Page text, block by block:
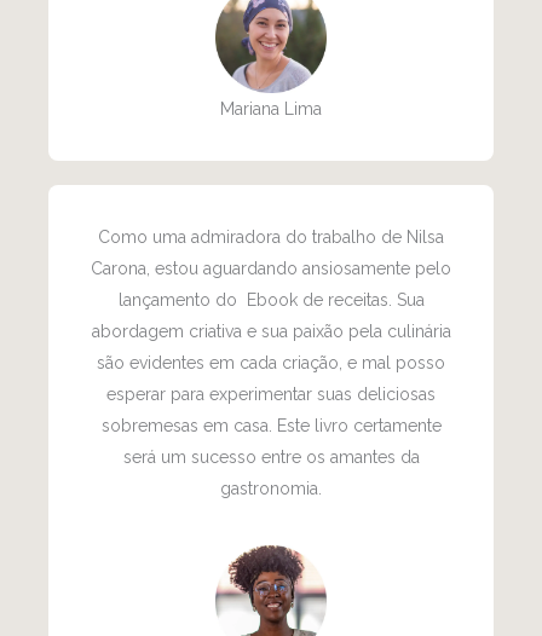
Mariana Lima
Como uma admiradora do trabalho de Nilsa
Carona, estou aguardando ansiosamente pelo
lançamento do Ebook de receitas. Sua
abordagem criativa e sua paixão pela culinária
são evidentes em cada criação, e mal posso
esperar para experimentar suas deliciosas
sobremesas em casa. Este livro certamente
será um sucesso entre os amantes da
gastronomia.